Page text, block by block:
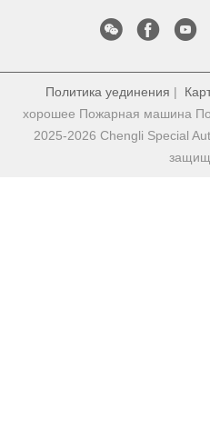
Политика уединения |
хорошее Пожарная машина
2025-2026 Chengli Special